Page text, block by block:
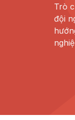
Trò
đội